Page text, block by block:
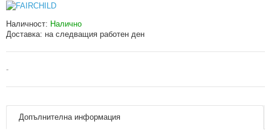
Наличност: Налично
Доставка: на следващия работен ден
-
Допълнителна информация